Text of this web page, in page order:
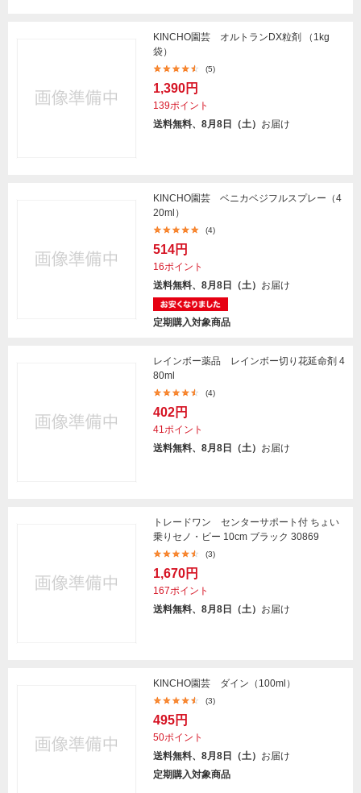
KINCHO園芸 オルトランDX粒剤 （1kg
袋）
(5)
1,390円
139ポイント
送料無料、8月8日（土） お届け
KINCHO園芸 ベニカベジフルスプレー（4
20ml）
(4)
514円
16ポイント
送料無料、8月8日（土） お届け
定期購入対象商品
レインボー薬品 レインボー切り花延命剤 4
80ml
(4)
402円
41ポイント
送料無料、8月8日（土） お届け
トレードワン センターサポート付 ちょい
乗りセノ・ビー 10cm ブラック 30869
(3)
1,670円
167ポイント
送料無料、8月8日（土） お届け
KINCHO園芸 ダイン（100ml）
(3)
495円
50ポイント
送料無料、8月8日（土） お届け
定期購入対象商品